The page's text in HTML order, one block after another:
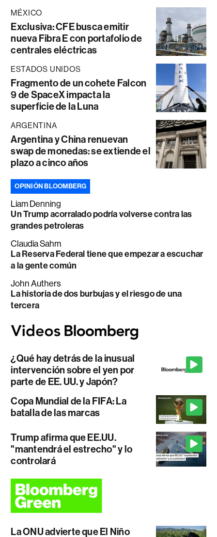
MÉXICO
Exclusiva: CFE busca emitir
nueva Fibra E con portafolio de
centrales eléctricas
ESTADOS UNIDOS
Fragmento de un cohete Falcon
9 de SpaceX impacta la
superficie de la Luna
ARGENTINA
Argentina y China renuevan
swap de monedas: se extiende el
plazo a cinco años
OPINIÓN BLOOMBERG
Liam Denning
Un Trump acorralado podría volverse contra las
grandes petroleras
Claudia Sahm
La Reserva Federal tiene que empezar a escuchar
a la gente común
John Authers
La historia de dos burbujas y el riesgo de una
tercera
¿Qué hay detrás de la inusual
intervención sobre el yen por
parte de EE. UU. y Japón?
Copa Mundial de la FIFA: La
batalla de las marcas
Trump afirma que EE.UU.
"mantendrá el estrecho" y lo
controlará
La ONU advierte que El Niño